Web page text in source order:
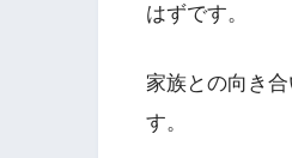
はずです。
家族との向き
す。